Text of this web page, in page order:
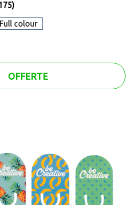
Full colour
OFFERTE